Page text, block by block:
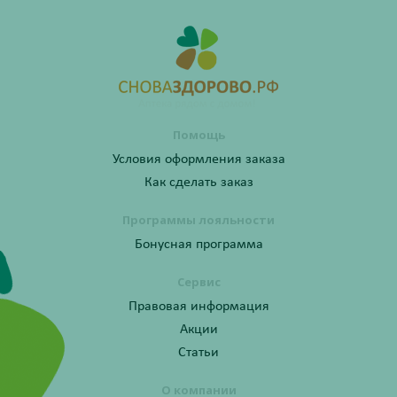
Помощь
Условия оформления заказа
Как сделать заказ
Программы лояльности
Бонусная программа
Сервис
Правовая информация
Акции
Статьи
О компании